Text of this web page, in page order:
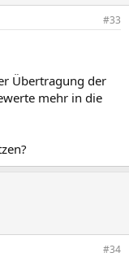
#33
Übertragung der
mehr in die
#34